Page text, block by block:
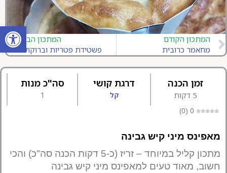
פתח
המתכון הקודם
מחאמר כרובית
המתכון הבא
פשטידת פטריות וברוקולי
זמן הכנה
5 דקות
דרגת קושי
קל
סה"כ מנות
1
0
(
0
)
מאפינס מיני קיש גבינה
מתכון קליל במיוחד – זריז (כ-5 דקות הכנה סה"כ) והכי
חשוב, מאוד טעים למאפינס מיני קיש גבינה